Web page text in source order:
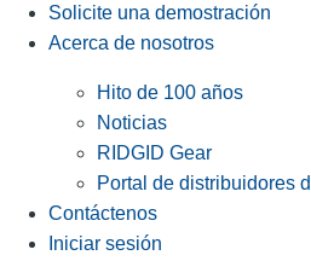
Solicite una demostración
Acerca de nosotros
Hito de 100 años
Noticias
RIDGID Gear
Portal de distribuidores
Contáctenos
Iniciar sesión